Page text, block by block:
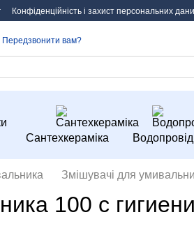
Конфіденційність і захист персональних
Передзвонити вам?
Сантехкераміка Водопровід
Змішувачі для
100 с